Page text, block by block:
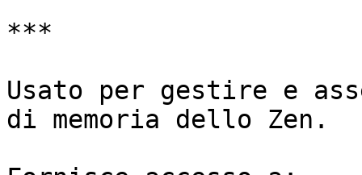
***
Usato per gestire e
di memoria dello Zen.